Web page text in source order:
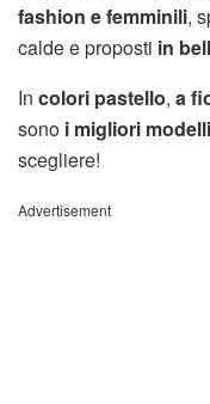
fashion e femminili,
calde e proposti in
In colori pastello, a
sono i migliori
scegliere!
Advertisement